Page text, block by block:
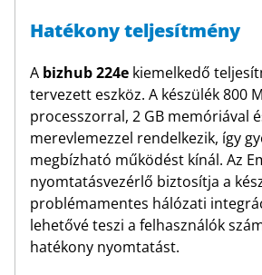
Hatékony teljesítmény
A bizhub 224e kiemelkedő
tervezett eszköz. A készülék 800
processzorral, 2 GB memóriával
merevlemezzel rendelkezik, így
megbízható működést kínál. Az
nyomtatásvezérlő biztosítja a
problémamentes hálózati
lehetővé teszi a felhasználók
hatékony nyomtatást.